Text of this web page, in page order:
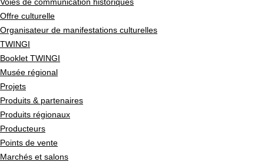
Offre culturelle
Organisateur de manifestations culturelles
TWINGI
Booklet TWINGI
Musée régional
Projets
Produits & partenaires
Produits régionaux
Producteurs
Points de vente
Marchés et salons